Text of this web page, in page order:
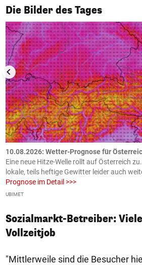
Die Bilder des Tages
1/50
10.08.2026: Wetter-Prognose für
Eine neue Hitze-Welle rollt auf Österreich
lokale, teils heftige Gewitter leider auch
Prognose im Detail >>>
UBIMET
Sozialmarkt-Betreiber:
Vollzeitjob
"Mittlerweile sind die Besucher